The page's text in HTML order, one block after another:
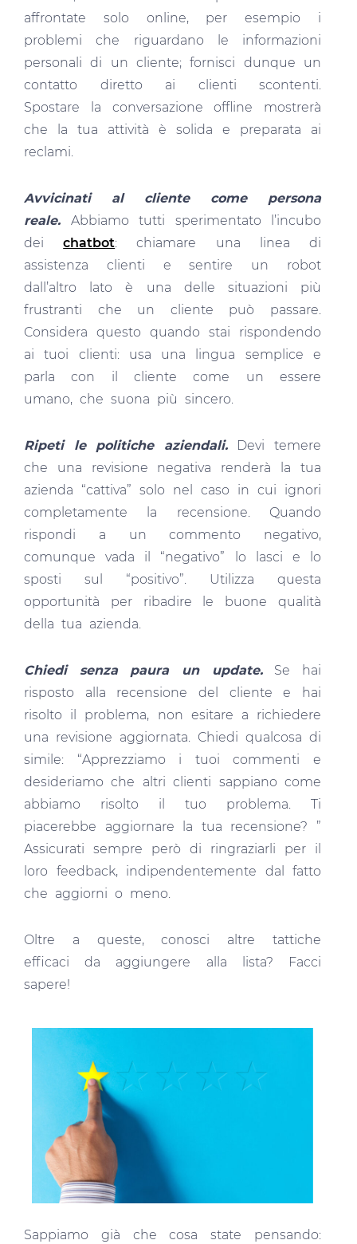
affrontate solo online, per esempio i
problemi che riguardano le informazioni
personali di un cliente; fornisci dunque un
contatto diretto ai clienti scontenti.
Spostare la conversazione offline mostrerà
che la tua attività è solida e preparata ai
reclami.
Avvicinati al cliente come persona
reale. Abbiamo tutti sperimentato l’incubo
deichatbot: chiamare una linea di
assistenza clienti e sentire un robot
dall’altro lato è una delle situazioni più
frustranti che un cliente può passare.
Considera questo quando stai rispondendo
ai tuoi clienti: usa una lingua semplice e
parla con il cliente come un essere
umano, che suona più sincero.
Ripeti le politiche aziendali.Devi temere
che una revisione negativa renderà la tua
azienda “cattiva” solo nel caso in cui ignori
completamente la recensione. Quando
rispondi a un commento negativo,
comunque vada il “negativo” lo lasci e lo
sposti sul “positivo”. Utilizza questa
opportunità per ribadire le buone qualità
della tua azienda.
Chiedi senza paura un update.Se hai
risposto alla recensione del cliente e hai
risolto il problema, non esitare a richiedere
una revisione aggiornata. Chiedi qualcosa di
simile: “Apprezziamo i tuoi commenti e
desideriamo che altri clienti sappiano come
abbiamo risolto il tuo problema. Ti
piacerebbe aggiornare la tua recensione? ”
Assicurati sempre però di ringraziarli per il
loro feedback, indipendentemente dal fatto
che aggiorni o meno.
Oltre a queste, conosci altre tattiche
efficaci da aggiungere alla lista? Facci
sapere!
Sappiamo già che cosa state pensando: